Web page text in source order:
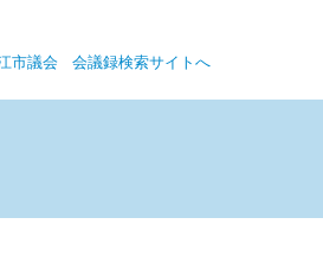
市議会 会議録検索サイトへ